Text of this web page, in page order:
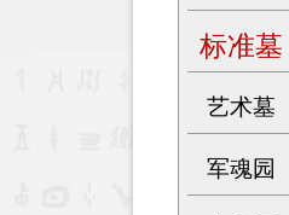
标准墓
艺术墓
军魂园